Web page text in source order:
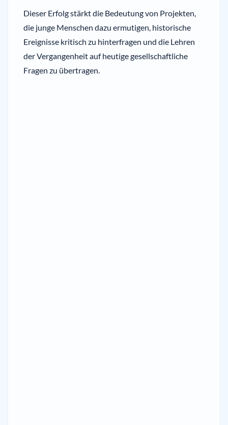
Dieser Erfolg stärkt die Bedeutung von Projekten,
die junge Menschen dazu ermutigen, historische
Ereignisse kritisch zu hinterfragen und die Lehren
der Vergangenheit auf heutige gesellschaftliche
Fragen zu übertragen.